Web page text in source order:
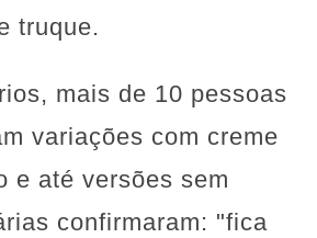
truque.
mais de 10 pessoas
variações com creme
e até versões sem
confirmaram: "fica